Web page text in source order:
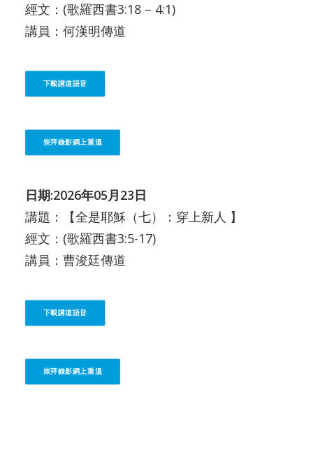
經文：(歌羅西書3:18 – 4:1)
講員：何漢明傳道
下載講道語音
崇拜錄影網上重溫
日期:2026年05月23日
講題：【全是耶穌（七）：穿上新人 】
經文：(歌羅西書3:5-17)
講員：曹浚廷傳道
下載講道語音
崇拜錄影網上重溫